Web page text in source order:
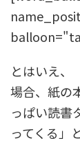
とはいえ、
場合、紙の
っぱい読書
ってくる」